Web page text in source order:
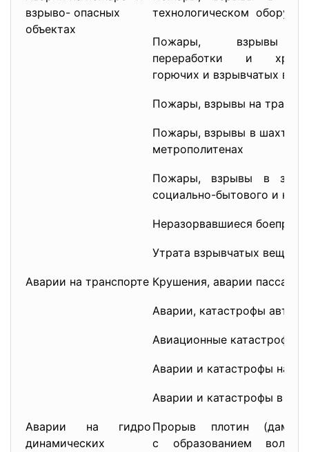
взрыво- опасных
объектах
технологическом
Пожары, взрывы
переработки и
горючих и взрывчатых
Пожары, взрывы на
Пожары, взрывы в шахтах,
метрополитенах
Пожары, взрывы в
социально-бытового и
Неразорвавшиеся
Утрата взрывчатых веществ
Аварии на транспорте Крушения, аварии
Аварии, катастрофы
Авиационные катастрофы
Аварии и катастрофы на
Аварии и катастрофы в
Аварии на гидро
динамических
Прорыв плотин
с образованием волн